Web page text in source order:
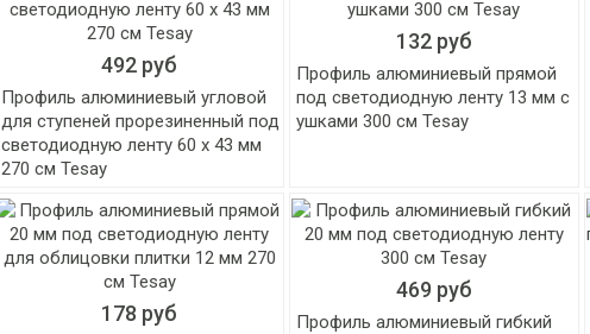
492 руб
Профиль алюминиевый угловой
для ступеней прорезиненный под
светодиодную ленту 60 х 43 мм
270 см Tesay
132 руб
Профиль алюминиевый прямой
под светодиодную ленту 13 мм с
ушками 300 см Tesay
178 руб
469 руб
Профиль алюминиевый гибкий